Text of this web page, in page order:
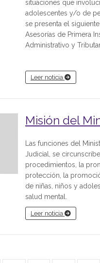
situaciones que
adolescentes y/o de
se presenta el
Asesorías de Primera
Administrativo y
Leer noticia
Misión del
Las funciones del
Judicial, se
procedimientos, la
protección, la
de niñas, niños y
salud mental.
Leer noticia